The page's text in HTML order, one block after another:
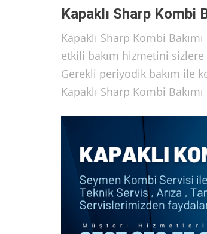
Kapaklı Sharp Kombi
Kapaklı Sharp Kombi
etkili bakım hizmetini
Gerekli periyodik bakım ile
Kapaklı Sharp Kombi